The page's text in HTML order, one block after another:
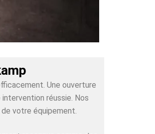
Une ouverture
réussie. Nos
votre équipement.